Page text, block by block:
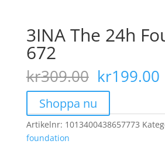
3INA The 24h
672
kr309.00 Det
priset
var:
kr309.00.
kr199.00
Shoppa nu
Artikelnr: 1013400438657773
foundation